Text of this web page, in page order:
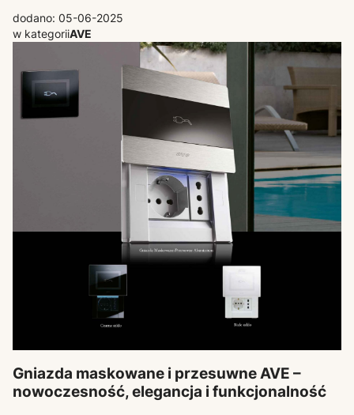
dodano: 05-06-2025
w kategoriiAVE
Gniazda maskowane i przesuwne AVE –
nowoczesność, elegancja i funkcjonalność